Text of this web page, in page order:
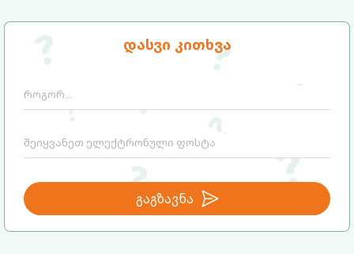
დასვი კითხვა
გაგზავნა